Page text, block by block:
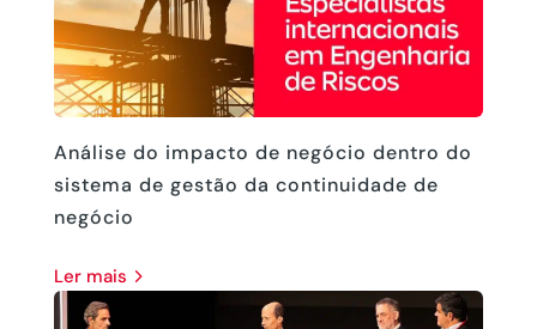
Análise do impacto de negócio dentro do
sistema de gestão da continuidade de
negócio
ler mais